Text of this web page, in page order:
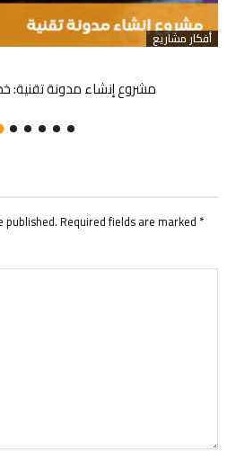
أفكار مشاريع
مشروع إنشاء مدونة تقنية:
published.Required fields are marked*